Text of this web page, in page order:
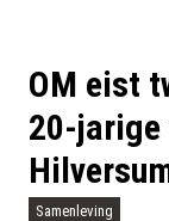
OM eist
20-jarige
Samenleving